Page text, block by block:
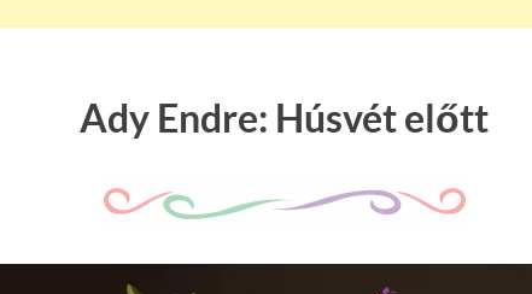
Ady Endre: Húsvét előtt